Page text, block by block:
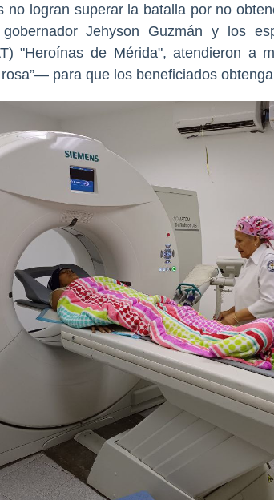
no logran superar la batalla por no
Jehyson Guzmán y los
"Heroínas de Mérida", atendieron a
para que los beneficiados